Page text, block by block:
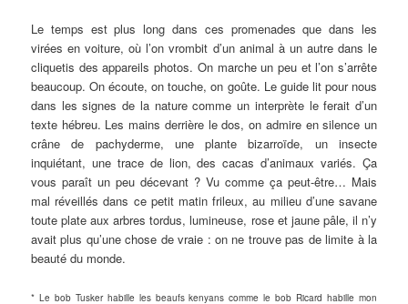
Le temps est plus long dans ces promenades que dans les
virées en voiture, où l’on vrombit d’un animal à un autre dans le
cliquetis des appareils photos. On marche un peu et l’on s’arrête
beaucoup. On écoute, on touche, on goûte. Le guide lit pour nous
dans les signes de la nature comme un interprète le ferait d’un
texte hébreu. Les mains derrière le dos, on admire en silence un
crâne de pachyderme, une plante bizarroïde, un insecte
inquiétant, une trace de lion, des cacas d’animaux variés. Ça
vous paraît un peu décevant ? Vu comme ça peut-être… Mais
mal réveillés dans ce petit matin frileux, au milieu d’une savane
toute plate aux arbres tordus, lumineuse, rose et jaune pâle, il n’y
avait plus qu’une chose de vraie : on ne trouve pas de limite à la
beauté du monde.
* Le bob Tusker habille les beaufs kenyans comme le bob Ricard habille mon